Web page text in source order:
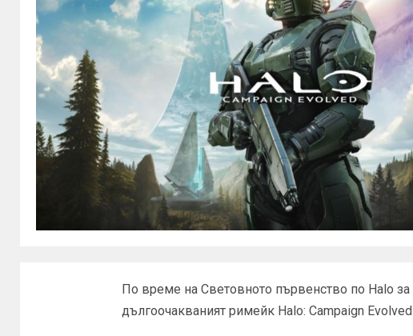
По време на Световното първенство по Halo за
дългоочакваният римейк Halo: Campaign